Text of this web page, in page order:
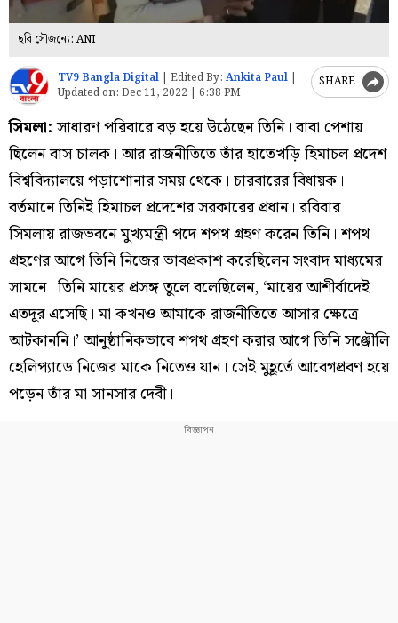
ছবি সৌজন্যে: ANI
TV9 Bangla Digital Edited By: Ankita Paul
Updated on: Dec 11, 2022 | 6:38 PM
SHARE
সিমলা:সাধারণ পরিবারে বড় হয়ে উঠেছেন তিনি। বাবা পেশায়
ছিলেন বাস চালক। আর রাজনীতিতে তাঁর হাতেখড়ি হিমাচল প্রদেশ
বিশ্ববিদ্যালয়ে পড়াশোনার সময় থেকে। চারবারের বিধায়ক।
বর্তমানে তিনিই হিমাচল প্রদেশের সরকারের প্রধান। রবিবার
সিমলায় রাজভবনে মুখ্যমন্ত্রী পদে শপথ গ্রহণ করেন তিনি। শপথ
গ্রহণের আগে তিনি নিজের ভাবপ্রকাশ করেছিলেন সংবাদ মাধ্যমের
সামনে। তিনি মায়ের প্রসঙ্গ তুলে বলেছিলেন, ‘মায়ের আশীর্বাদেই
এতদূর এসেছি। মা কখনও আমাকে রাজনীতিতে আসার ক্ষেত্রে
আটকাননি।’ আনুষ্ঠানিকভাবে শপথ গ্রহণ করার আগে তিনি সঞ্জৌলি
হেলিপ্যাডে নিজের মাকে নিতেও যান। সেই মুহূর্তে আবেগপ্রবণ হয়ে
পড়েন তাঁর মা সানসার দেবী।